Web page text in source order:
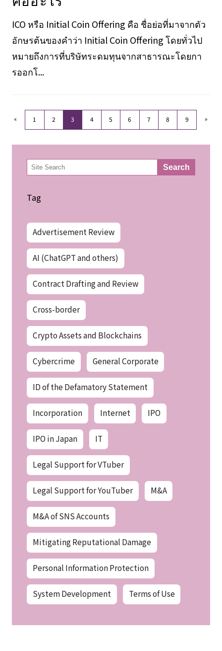
ICO หรือ Initial Coin Offering คือ ชื่อย่อที่มาจากตัว
อักษรต้นของคำว่า Initial Coin Offering โดยทั่วไป
หมายถึงการที่บริษัทระดมทุนจากสาธารณะโดยกา
รออกโ...
« 1 2 3 4 5 6 7 8 9 »
検
索 Search
Tag
Advertisement Review
AI (ChatGPT and others)
Contract Drafting and Review
Cross-border
Crypto Assets and Blockchains
Cybercrime General Corporate
ID of the Defamatory Statement
Incorporation Internet IPO
IPO in Japan IT
Legal Support for VTuber
Legal Support for YouTuber M&A
M&A of SNS Accounts
Mitigating Reputational Damage
Personal Information Protection
System Development Terms of Use